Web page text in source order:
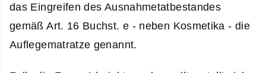
das Eingreifen des Ausnahmetatbestandes
gemäß Art. 16 Buchst. e - neben Kosmetika - die
Auflegematratze genannt.